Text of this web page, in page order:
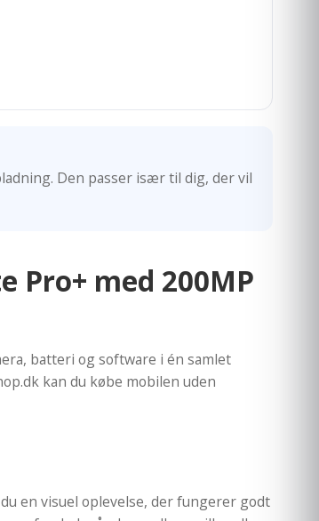
Den passer især til dig, der vil
Pro+ med 200MP
batteri og software i én samlet
kan du købe mobilen uden
en visuel oplevelse, der fungerer godt